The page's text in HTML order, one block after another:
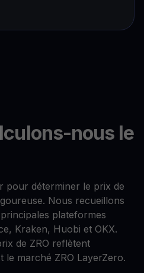
nous le
pour déterminer le prix de
Nous recueillons
plateformes
Kraken, Huobi et OKX.
de ZRO reflètent
le marché ZRO LayerZero.